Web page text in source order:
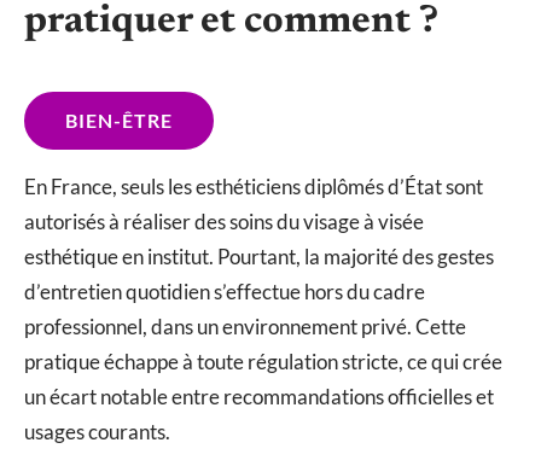
pratiquer et comment ?
BIEN-ÊTRE
En France, seuls les esthéticiens diplômés d’État sont
autorisés à réaliser des soins du visage à visée
esthétique en institut. Pourtant, la majorité des gestes
d’entretien quotidien s’effectue hors du cadre
professionnel, dans un environnement privé. Cette
pratique échappe à toute régulation stricte, ce qui crée
un écart notable entre recommandations officielles et
usages courants.